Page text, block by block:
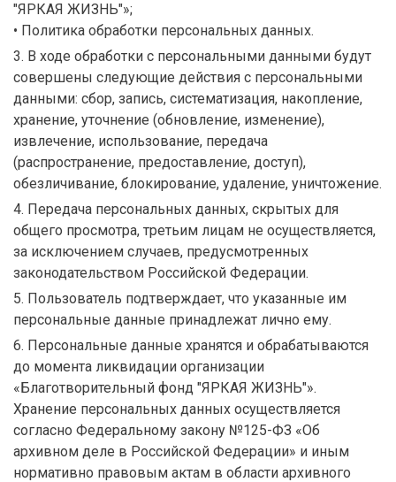
"ЯРКАЯ ЖИЗНЬ"»;
• Политика обработки персональных данных.
3. В ходе обработки с персональными данными будут
совершены следующие действия с персональными
данными: сбор, запись, систематизация, накопление,
хранение, уточнение (обновление, изменение),
извлечение, использование, передача
(распространение, предоставление, доступ),
обезличивание, блокирование, удаление, уничтожение.
4. Передача персональных данных, скрытых для
общего просмотра, третьим лицам не осуществляется,
за исключением случаев, предусмотренных
законодательством Российской Федерации.
5. Пользователь подтверждает, что указанные им
персональные данные принадлежат лично ему.
6. Персональные данные хранятся и обрабатываются
до момента ликвидации организации
«Благотворительный фонд "ЯРКАЯ ЖИЗНЬ"».
Хранение персональных данных осуществляется
согласно Федеральному закону №125-ФЗ «Об
архивном деле в Российской Федерации» и иным
нормативно правовым актам в области архивного